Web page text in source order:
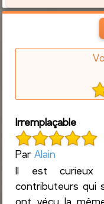
Irremplaçable
ParAlain
Il est curieux
contributeurs qui
ont vécu la